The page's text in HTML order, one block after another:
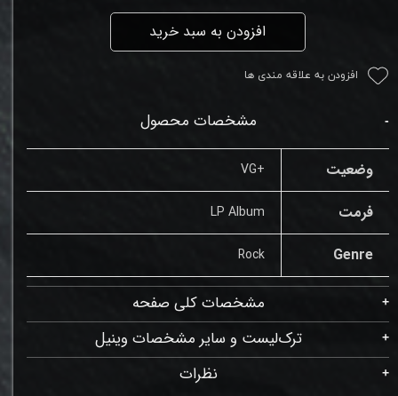
افزودن به سبد خرید
افزودن به علاقه مندی ها
مشخصات محصول
وضعیت +VG
فرمت LP Album
Genre
Rock
مشخصات کلی صفحه
ترک‌لیست و سایر مشخصات وینیل
نظرات